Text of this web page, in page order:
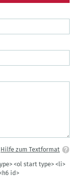
Hilfe zum Textformat
<ol start type> <li>
id>